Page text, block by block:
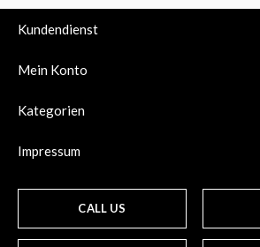
Kundendienst
Mein Konto
Kategorien
Impressum
CALL US